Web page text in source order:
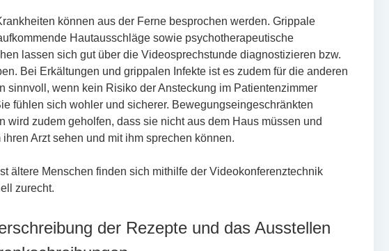
können aus der Ferne besprochen werden. Grippale
Hautausschläge sowie psychotherapeutische
lassen sich gut über die Videosprechstunde diagnostizieren bzw.
Bei Erkältungen und grippalen Infekte ist es zudem für die anderen
sinnvoll, wenn kein Risiko der Ansteckung im Patientenzimmer
fühlen sich wohler und sicherer. Bewegungseingeschränkten
wird zudem geholfen, dass sie nicht aus dem Haus müssen und
ihren Arzt sehen und mit ihm sprechen können.
ältere Menschen finden sich mithilfe der Videokonferenztechnik
zurecht.
der Rezepte und das Ausstellen